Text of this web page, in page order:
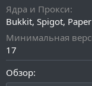
а
н
и
Ядра и Прокси
Bukkit Spigot Paper
Минимальная
17
Обзор: